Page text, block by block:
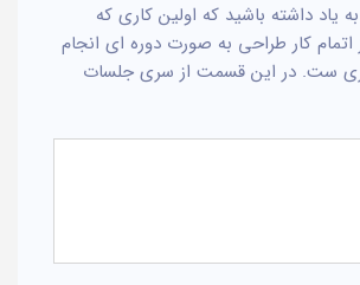
یاد داشته باشید که اولین کاری که
اتمام کار طراحی به صورت دوره ای انجام
ست. در این قسمت از سری جلسات